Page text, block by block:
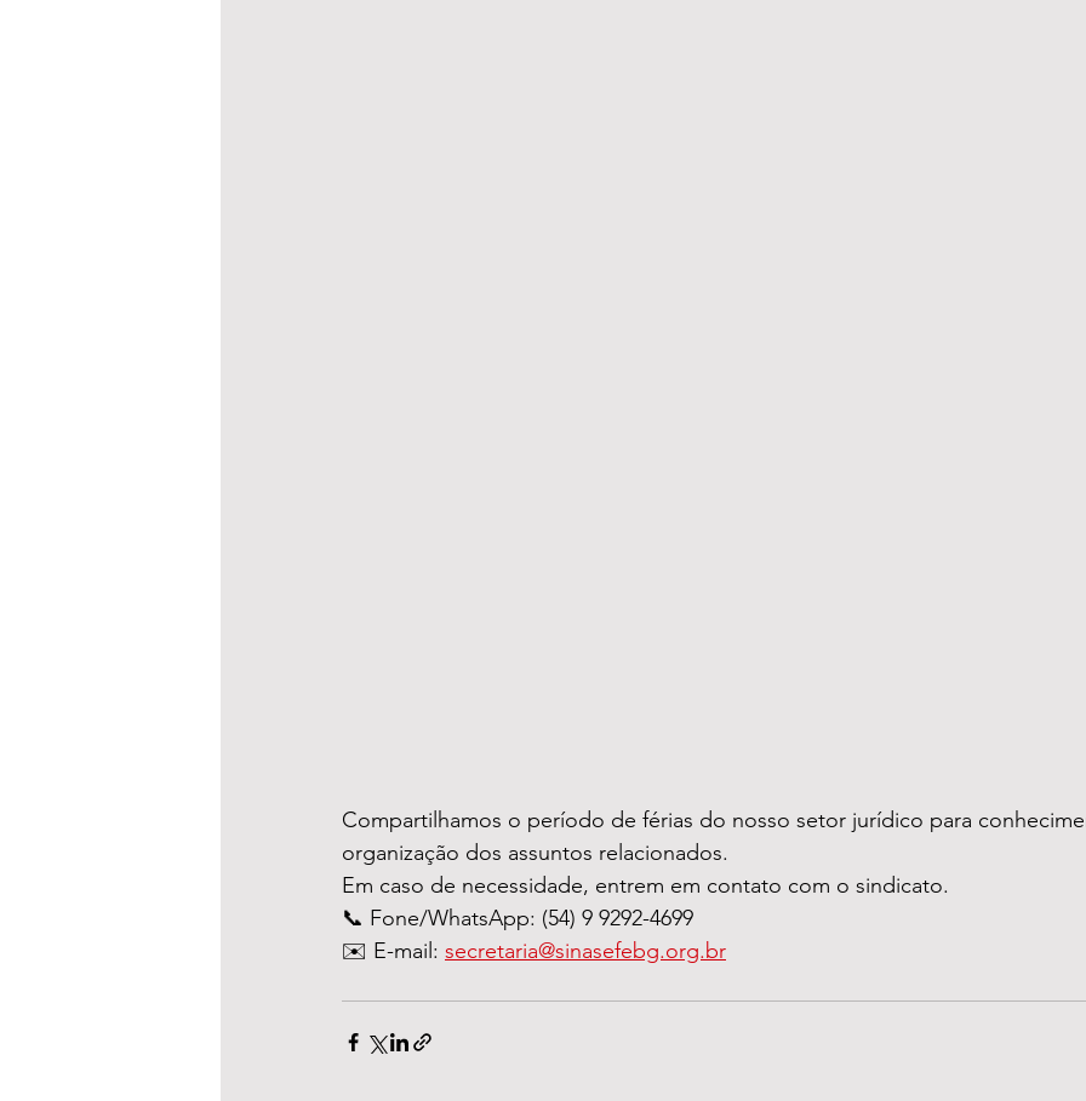
Compartilhamos o período de férias do nosso setor jurídico para
organização dos assuntos relacionados.
Em caso de necessidade, entrem em contato com o sindicato.
📞 Fone/WhatsApp: (54) 9 9292-4699
✉️ E-mail: secretaria@sinasefebg.org.br